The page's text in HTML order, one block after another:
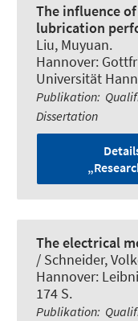
The influence
lubrication
Liu, Muyuan.
Hannover:
Universität
Publikation:
Dissertation
The electrical
/ Schneider,
Hannover:
174 S.
Publikation: